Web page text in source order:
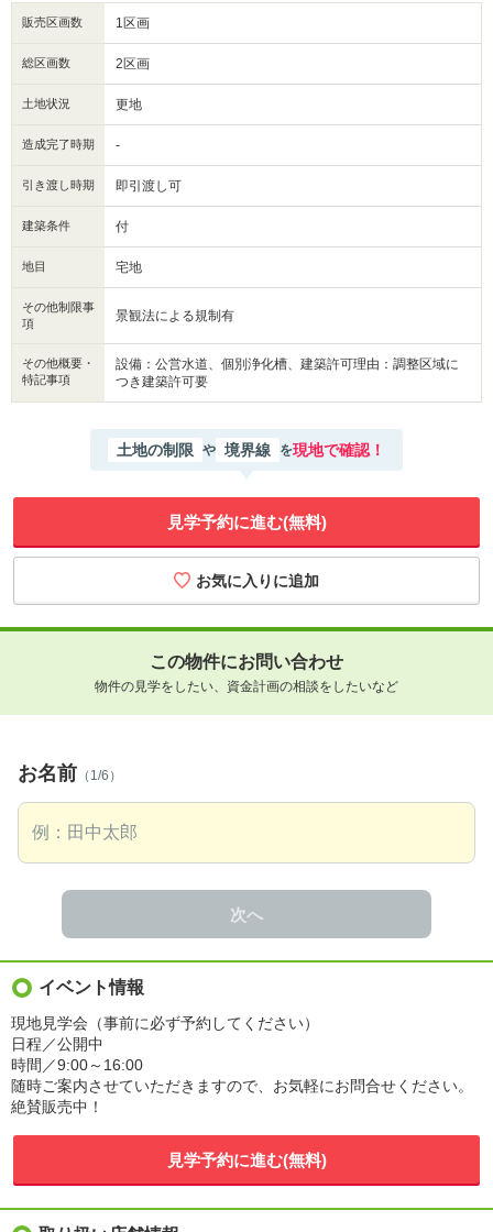
販売区画数 1区画
総区画数 2区画
土地状況 更地
造成完了時期 -
引き渡し時期 即引渡し可
建築条件 付
地目 宅地
その他制限事
項
景観法による規制有
その他概要・
特記事項
設備：公営水道、個別浄化槽、建築許可理由：調整区域に
つき建築許可要
土地の制限 や 境界線 を現地で確認！
見学予約に進む(無料)
この物件にお問い合わせ
物件の見学をしたい、資金計画の相談をしたいなど
お名前 （1/6）
次へ
イベント情報
現地見学会（事前に必ず予約してください）
日程／公開中
時間／9:00～16:00
随時ご案内させていただきますので、お気軽にお問合せください。
絶賛販売中！
見学予約に進む(無料)